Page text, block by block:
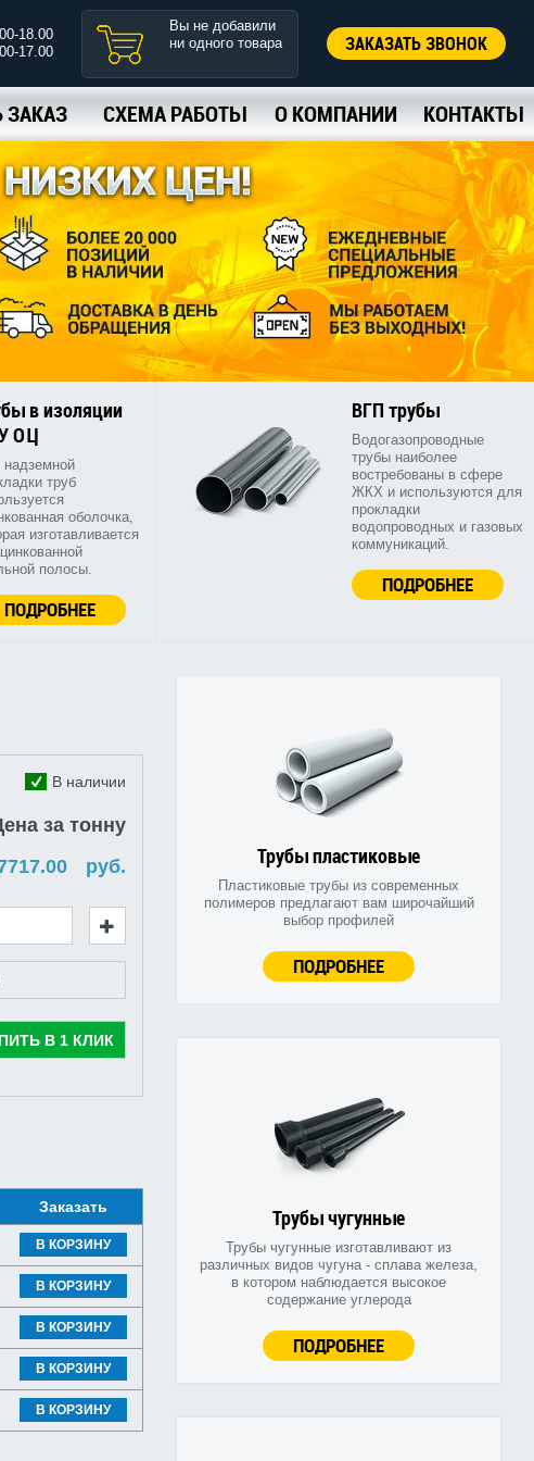
18.00
17.00
Вы не добавили
ни одного товара
ЗАКАЗАТЬ ЗВОНОК
ЗАКАЗ СХЕМА РАБОТЫ О КОМПАНИИ КОНТАКТЫ
в изоляции
ОЦ
труб
оболочка,
изготавливается
полосы.
ПОДРОБНЕЕ
ВГП трубы
Водогазопроводные
трубы наиболее
востребованы в сфере
ЖКХ и используются для
прокладки
водопроводных и газовых
коммуникаций.
ПОДРОБНЕЕ
Трубы пластиковые
Пластиковые трубы из современных
полимеров предлагают вам широчайший
выбор профилей
ПОДРОБНЕЕ
Трубы чугунные
Трубы чугунные изготавливают из
различных видов чугуна - сплава железа,
в котором наблюдается высокое
содержание углерода
ПОДРОБНЕЕ
В наличии
за тонну
руб.
В 1 КЛИК
Заказать
В КОРЗИНУ
В КОРЗИНУ
В КОРЗИНУ
В КОРЗИНУ
В КОРЗИНУ